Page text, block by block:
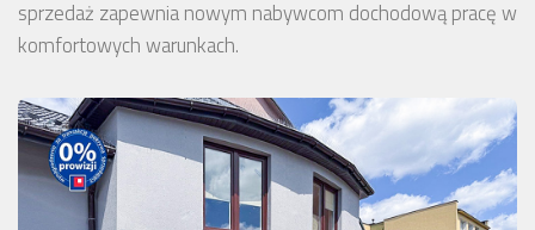
sprzedaż zapewnia nowym nabywcom dochodową pracę w
komfortowych warunkach.